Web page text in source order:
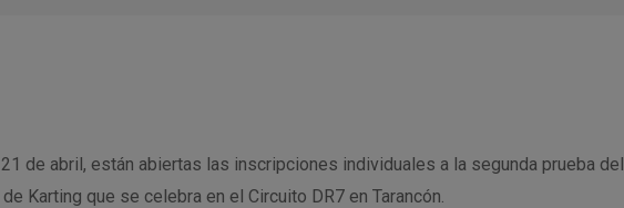
de abril, están abiertas las inscripciones individuales a la segunda prueba del
Karting que se celebra en el Circuito DR7 en Tarancón.